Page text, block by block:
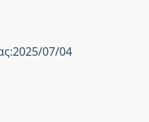
2025/07/04